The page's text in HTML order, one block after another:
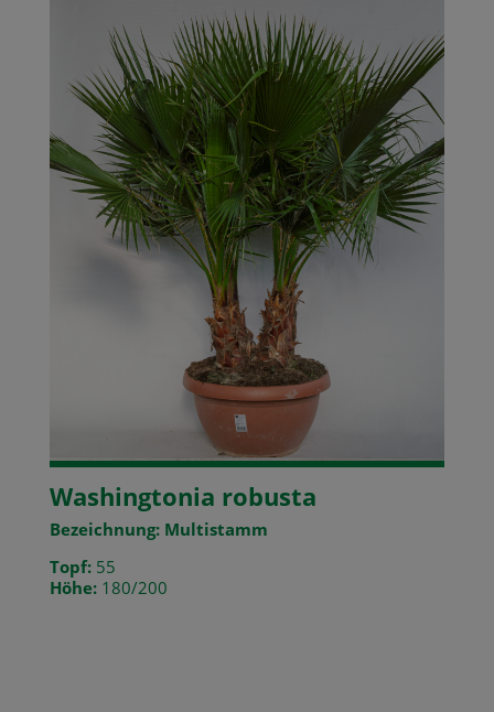
Washingtonia robusta
Bezeichnung: Multistamm
Topf:55
Höhe:180/200